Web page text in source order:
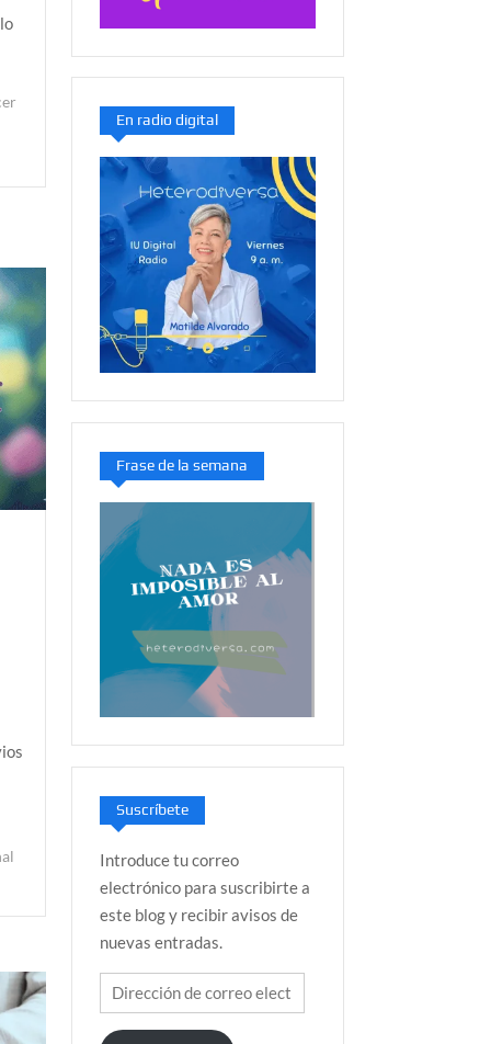
En radio digital
Frase de la semana
Suscríbete
Introduce tu correo
electrónico para suscribirte a
este blog y recibir avisos de
nuevas entradas.
Dirección
de
correo